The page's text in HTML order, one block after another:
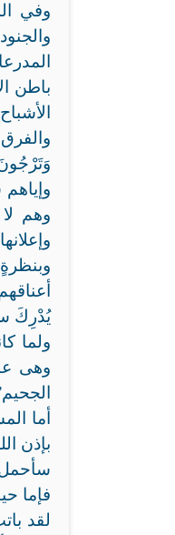
وفي
باطن
وهم
يُدْرِكَ
ولما
وهى
أما
بإذن
فإما
لقد